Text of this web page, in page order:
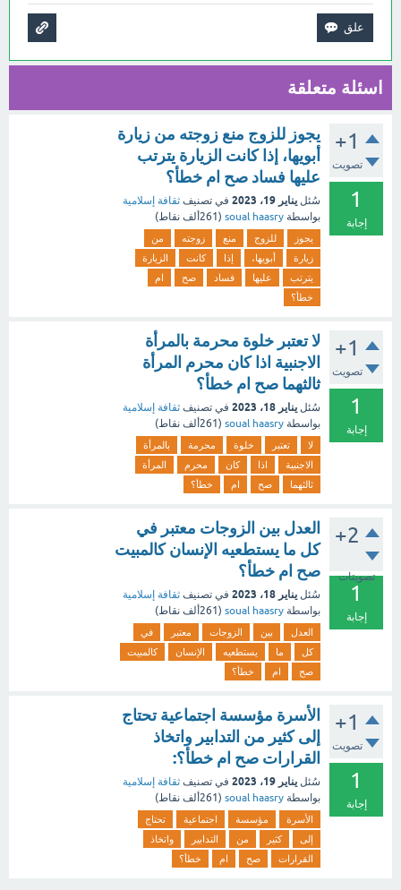
اسئلة متعلقة
+1
تصويت
1
إجابة
يجوز للزوج منع زوجته من زيارة
أبويها، إذا كانت الزيارة يترتب
عليها فساد صح ام خطأ؟
سُئل يناير 19، 2023 في تصنيف ثقافة إسلامية
بواسطة soual haasry
( 261ألف نقاط)
يجوز للزوج منع زوجته
من
زيارة
أبويها، إذا كانت
الزيارة
يترتب
عليها فساد صح
ام
خطأ؟
+1
تصويت
1
إجابة
لا تعتبر خلوة محرمة بالمرأة
الاجنبية اذا كان محرم المرأة
ثالثهما صح ام خطأ؟
سُئل يناير 18، 2023 في تصنيف ثقافة إسلامية
بواسطة soual haasry
( 261ألف نقاط)
لا تعتبر خلوة محرمة
بالمرأة
الاجنبية
اذا كان محرم
المرأة
ثالثهما
صح ام خطأ؟
+2
تصويتات
1
إجابة
العدل بين الزوجات معتبر في
كل ما يستطعيه الإنسان كالمبيت
صح ام خطأ؟
سُئل يناير 18، 2023 في تصنيف ثقافة إسلامية
بواسطة soual haasry
( 261ألف نقاط)
العدل بين الزوجات معتبر
في
كل
ما يستطعيه الإنسان
كالمبيت
صح
ام خطأ؟
+1
تصويت
1
إجابة
الأسرة مؤسسة اجتماعية تحتاج
إلى كثير من التدابير واتخاذ
القرارات صح ام خطأ؟:
سُئل يناير 19، 2023 في تصنيف ثقافة إسلامية
بواسطة soual haasry
( 261ألف نقاط)
الأسرة مؤسسة اجتماعية
تحتاج
إلى
كثير من التدابير
واتخاذ
القرارات
صح ام خطأ؟